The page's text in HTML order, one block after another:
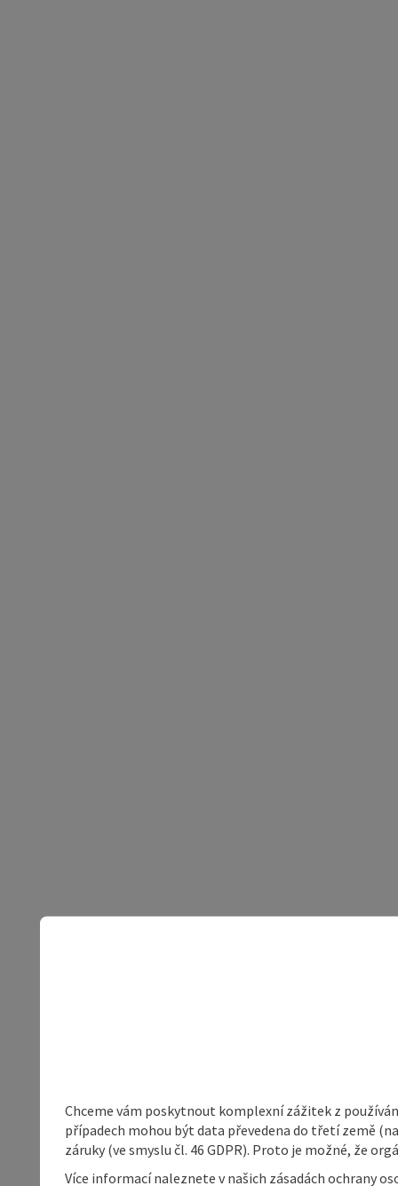
Chceme vám poskytnout komplexní zážitek z
případech mohou být data převedena do třetí země
záruky (ve smyslu čl. 46 GDPR). Proto je možné, že
Více informací naleznete v našich zásadách ochrany